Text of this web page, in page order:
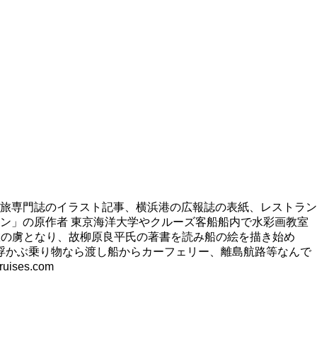
専門誌のイラスト記事、横浜港の広報誌の表紙、レストラン
」の原作者 東京海洋大学やクルーズ客船船内で水彩画教室
虜となり、故柳原良平氏の著書を読み船の絵を描き始め
ぶ乗り物なら渡し船からカーフェリー、離島航路等なんで